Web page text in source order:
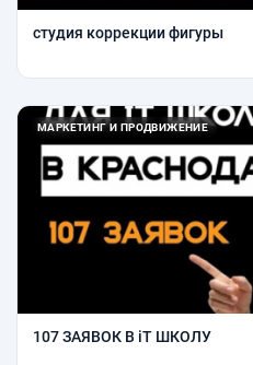
студия коррекции фигуры
МАРКЕТИНГ И ПРОДВИЖЕНИЕ
107 ЗАЯВОК В iT ШКОЛУ